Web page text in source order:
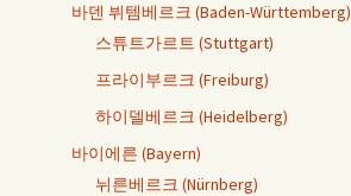
바덴 뷔템베르크 (Baden-Württemberg)
스튜트가르트 (Stuttgart)
프라이부르크 (Freiburg)
하이델베르크 (Heidelberg)
바이에른 (Bayern)
뉘른베르크 (Nürnberg)